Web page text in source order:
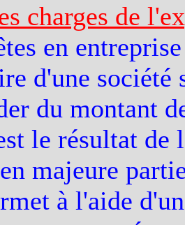
charges de
en
d'une société
du montant
le résultat de
majeure
à l'aide